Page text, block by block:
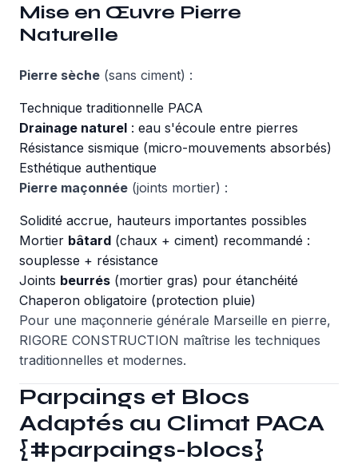
Mise en Œuvre Pierre
Naturelle
Pierre sèche (sans ciment) :
Technique traditionnelle PACA
Drainage naturel : eau s'écoule entre pierres
Résistance sismique (micro-mouvements absorbés)
Esthétique authentique
Pierre maçonnée (joints mortier) :
Solidité accrue, hauteurs importantes possibles
Mortier bâtard (chaux + ciment) recommandé :
souplesse + résistance
Joints beurrés (mortier gras) pour étanchéité
Chaperon obligatoire (protection pluie)
Pour une maçonnerie générale Marseille en pierre,
RIGORE CONSTRUCTION maîtrise les techniques
traditionnelles et modernes.
Parpaings et Blocs
Adaptés au Climat PACA
{#parpaings-blocs}